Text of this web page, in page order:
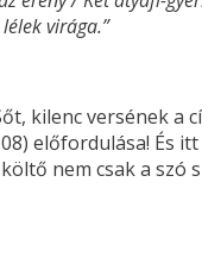
virága.”
kilenc versének a
előfordulása! És
nem csak a